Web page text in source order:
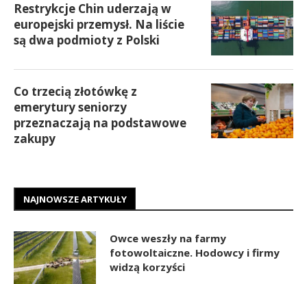
Restrykcje Chin uderzają w
europejski przemysł. Na liście
są dwa podmioty z Polski
Co trzecią złotówkę z
emerytury seniorzy
przeznaczają na podstawowe
zakupy
NAJNOWSZE ARTYKUŁY
Owce weszły na farmy
fotowoltaiczne. Hodowcy i firmy
widzą korzyści